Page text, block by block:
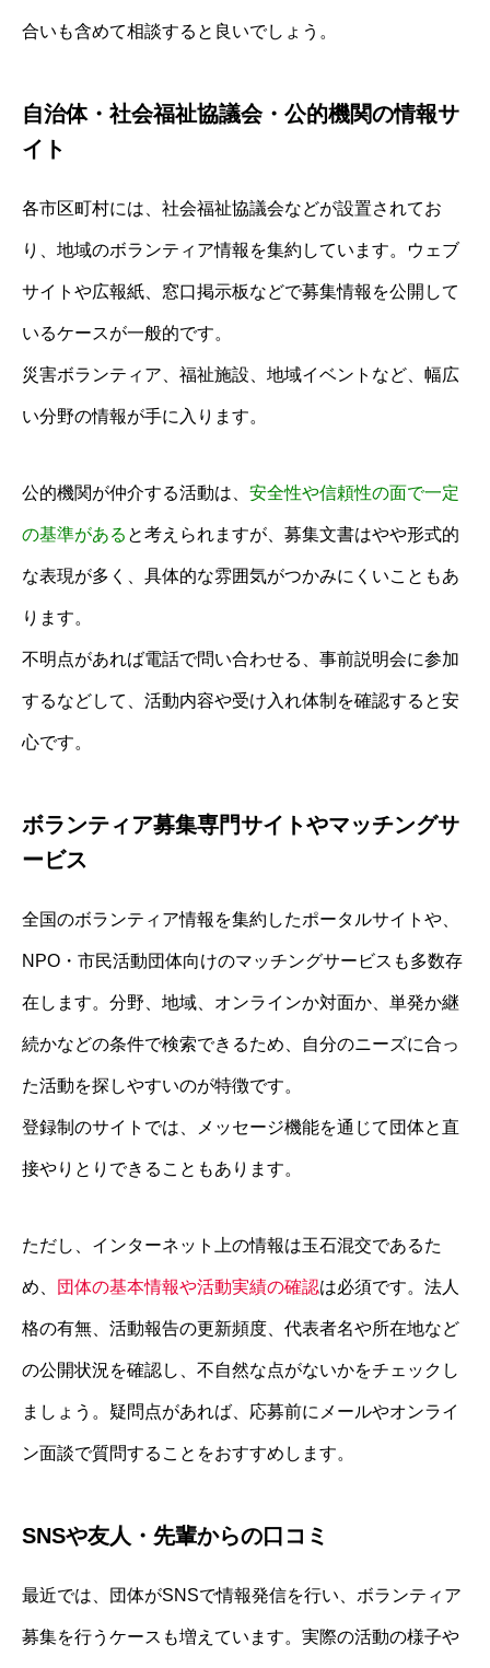
合いも含めて相談すると良いでしょう。
自治体・社会福祉協議会・公的機関の情報サ
イト
各市区町村には、社会福祉協議会などが設置されてお
り、地域のボランティア情報を集約しています。ウェブ
サイトや広報紙、窓口掲示板などで募集情報を公開して
いるケースが一般的です。
災害ボランティア、福祉施設、地域イベントなど、幅広
い分野の情報が手に入ります。
公的機関が仲介する活動は、 安全性や信頼性の面で一定
の基準がある と考えられますが、募集文書はやや形式的
な表現が多く、具体的な雰囲気がつかみにくいこともあ
ります。
不明点があれば電話で問い合わせる、事前説明会に参加
するなどして、活動内容や受け入れ体制を確認すると安
心です。
ボランティア募集専門サイトやマッチングサ
ービス
全国のボランティア情報を集約したポータルサイトや、
NPO・市民活動団体向けのマッチングサービスも多数存
在します。分野、地域、オンラインか対面か、単発か継
続かなどの条件で検索できるため、自分のニーズに合っ
た活動を探しやすいのが特徴です。
登録制のサイトでは、メッセージ機能を通じて団体と直
接やりとりできることもあります。
ただし、インターネット上の情報は玉石混交であるた
め、 団体の基本情報や活動実績の確認は必須です。法人
格の有無、活動報告の更新頻度、代表者名や所在地など
の公開状況を確認し、不自然な点がないかをチェックし
ましょう。疑問点があれば、応募前にメールやオンライ
ン面談で質問することをおすすめします。
SNSや友人・先輩からの口コミ
最近では、団体がSNSで情報発信を行い、ボランティア
募集を行うケースも増えています。実際の活動の様子や